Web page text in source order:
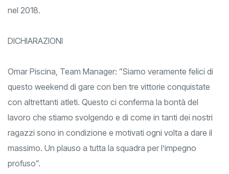
nel 2018.
DICHIARAZIONI
Omar Piscina, Team Manager: ”Siamo veramente felici di
questo weekend di gare con ben tre vittorie conquistate
con altrettanti atleti. Questo ci conferma la bontà del
lavoro che stiamo svolgendo e di come in tanti dei nostri
ragazzi sono in condizione e motivati ogni volta a dare il
massimo. Un plauso a tutta la squadra per l’impegno
profuso”.